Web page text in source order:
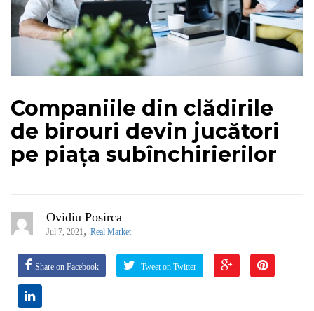
Companiile din clădirile
de birouri devin jucători
pe piața subînchirierilor
Ovidiu Posirca
Jul 7, 2021, Real Market
Share on Facebook Tweet on Twitter